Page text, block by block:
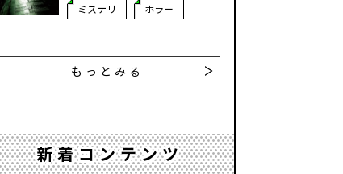
ミステリ ホラー
もっとみる
新着コンテンツ